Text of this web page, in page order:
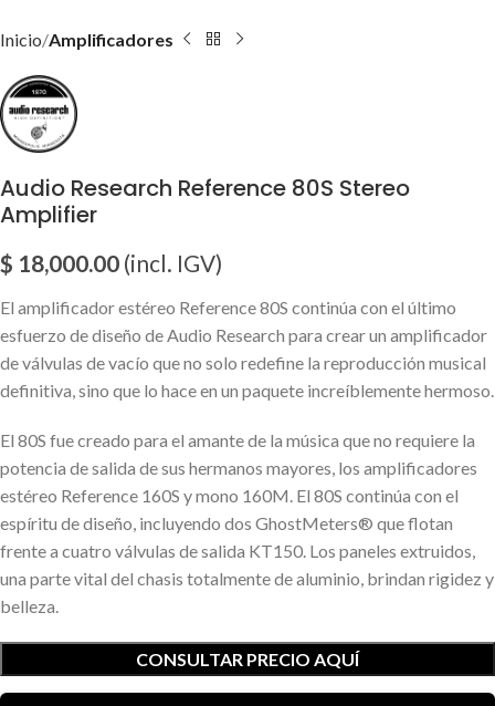
Inicio Amplificadores
Audio Research Reference 80S Stereo
Amplifier
$ 18,000.00 (incl. IGV)
El amplificador estéreo Reference 80S continúa con el último
esfuerzo de diseño de Audio Research para crear un amplificador
de válvulas de vacío que no solo redefine la reproducción musical
definitiva, sino que lo hace en un paquete increíblemente hermoso.
El 80S fue creado para el amante de la música que no requiere la
potencia de salida de sus hermanos mayores, los amplificadores
estéreo Reference 160S y mono 160M. El 80S continúa con el
espíritu de diseño, incluyendo dos GhostMeters® que flotan
frente a cuatro válvulas de salida KT150. Los paneles extruidos,
una parte vital del chasis totalmente de aluminio, brindan rigidez y
belleza.
CONSULTAR PRECIO AQUÍ